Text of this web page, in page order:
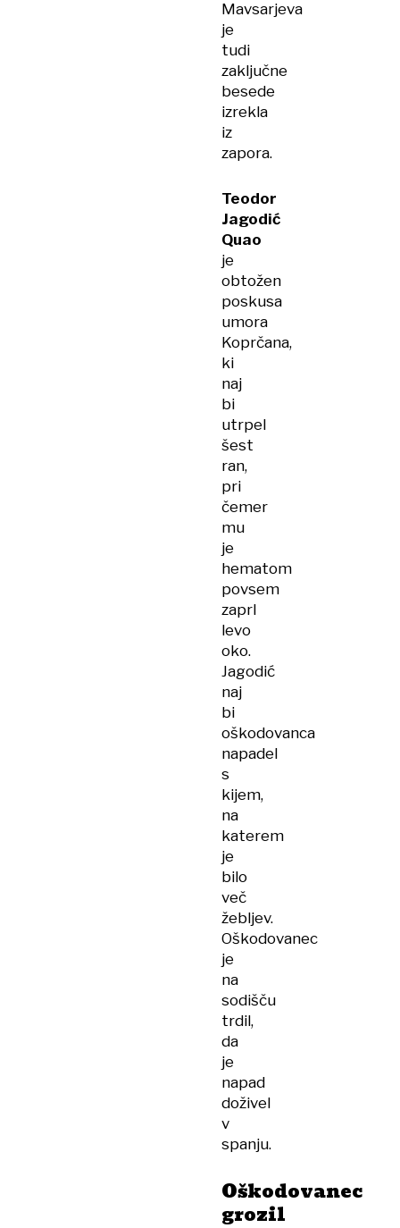
Mavsarjeva
je
tudi
zaključne
besede
izrekla
iz
zapora.
Teodor
Jagodić
Quao
je
obtožen
poskusa
umora
Koprčana,
ki
naj
bi
utrpel
šest
ran,
pri
čemer
mu
je
hematom
povsem
zaprl
levo
oko.
Jagodić
naj
bi
oškodovanca
napadel
s
kijem,
na
katerem
je
bilo
več
žebljev.
Oškodovanec
je
na
sodišču
trdil,
da
je
napad
doživel
v
spanju.
Oškodovanec
grozil